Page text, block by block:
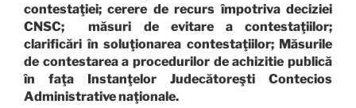
contestaţiei; cerere de recurs împotriva deciziei
CNSC; măsuri de evitare a contestaţiilor;
clarificări în soluţionarea contestaţiilor; Măsurile
de contestarea a procedurilor de achizitie publică
în faţa Instanţelor Judecătoreşti Contecios
Administrative naţionale.